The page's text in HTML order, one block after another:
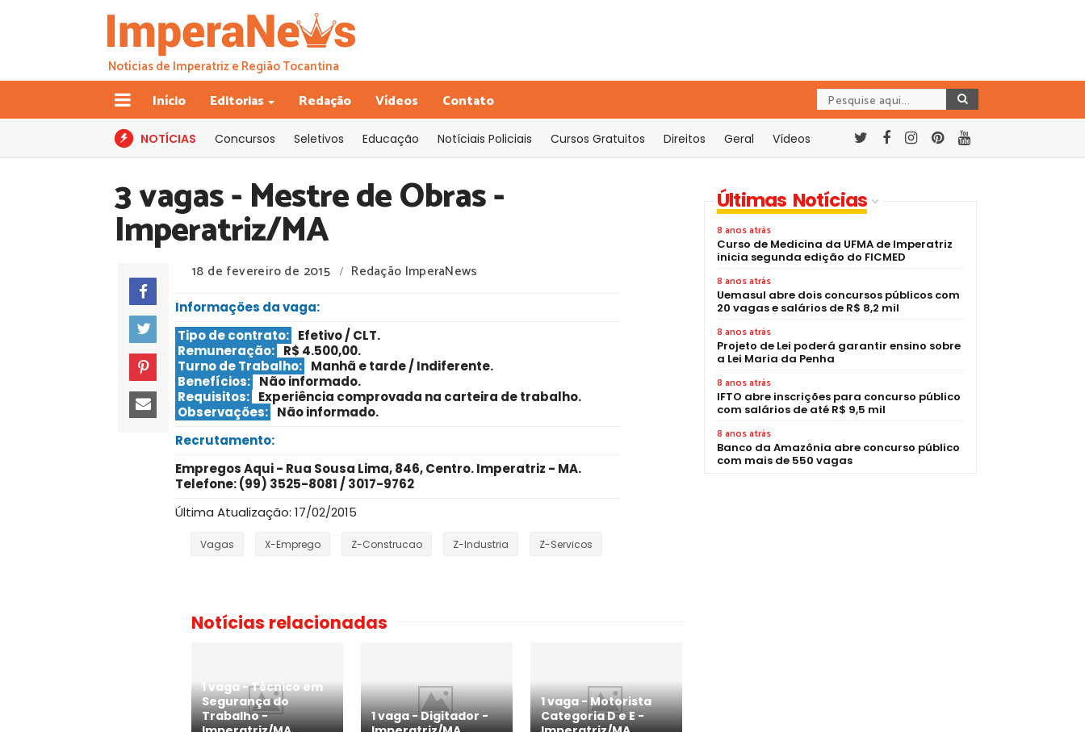
Notícias de Imperatriz e Região Tocantina
Início Editorias Redação Vídeos Contato
NOTÍCIAS Concursos Seletivos Educação Notíciais Policiais Cursos Gratuitos Direitos Geral Vídeos
3 vagas - Mestre de Obras -
Imperatriz/MA
18 de fevereiro de 2015 / Redação ImperaNews
Informações da vaga:
Tipo de contrato: Efetivo / CLT.
Remuneração: R$ 4.500,00.
Turno de Trabalho: Manhã e tarde / Indiferente.
Benefícios: Não informado.
Requisitos: Experiência comprovada na carteira de trabalho.
Observações: Não informado.
Recrutamento:
Empregos Aqui - Rua Sousa Lima, 846, Centro. Imperatriz - MA.
Telefone: (99) 3525-8081 / 3017-9762
Última Atualização: 17/02/2015
Vagas X-Emprego Z-Construcao Z-Industria Z-Servicos
Notícias relacionadas
1 vaga - Técnico em
Segurança do
Trabalho -
1 vaga - Digitador -
1 vaga - Motorista
Categoria D e E -
Últimas Notícias
8 anos atrás
Curso de Medicina da UFMA de Imperatriz
inicia segunda edição do FICMED
8 anos atrás
Uemasul abre dois concursos públicos com
20 vagas e salários de R$ 8,2 mil
8 anos atrás
Projeto de Lei poderá garantir ensino sobre
a Lei Maria da Penha
8 anos atrás
IFTO abre inscrições para concurso público
com salários de até R$ 9,5 mil
8 anos atrás
Banco da Amazônia abre concurso público
com mais de 550 vagas